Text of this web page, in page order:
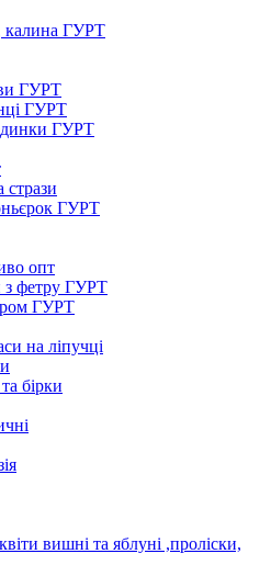
калина ГУРТ
ГУРТ
ГУРТ
ГУРТ
стрази
ГУРТ
опт
з фетру ГУРТ
ГУРТ
на ліпучці
бірки
вишні та яблуні ,проліски,